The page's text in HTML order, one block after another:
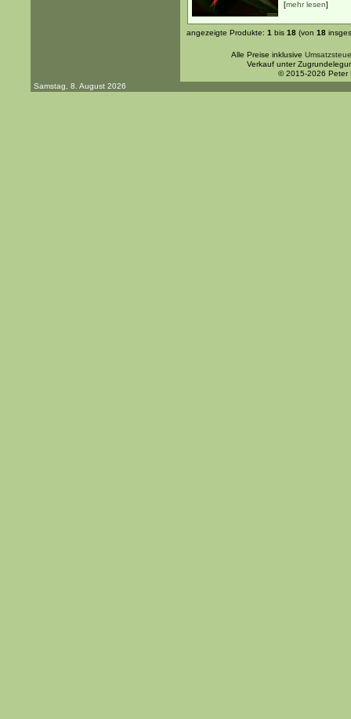
[mehr lesen]
angezeigte Produkte: 1 bis 18 (von 18
Alle Preise inklusive
Verkauf unter
© 2015-2026 Peter
Samstag, 8. August 2026